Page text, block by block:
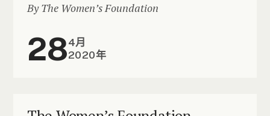
By The Women’s Foundation
284月
2020年